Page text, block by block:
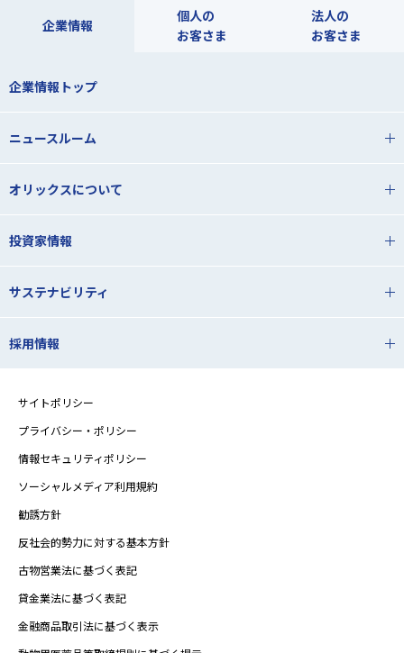
企業情報
個人の
お客さま
法人の
お客さま
企業情報トップ
ニュースルーム
オリックスについて
投資家情報
サステナビリティ
採用情報
サイトポリシー
プライバシー・ポリシー
情報セキュリティポリシー
ソーシャルメディア利用規約
勧誘方針
反社会的勢力に対する基本方針
古物営業法に基づく表記
貸金業法に基づく表記
金融商品取引法に基づく表示